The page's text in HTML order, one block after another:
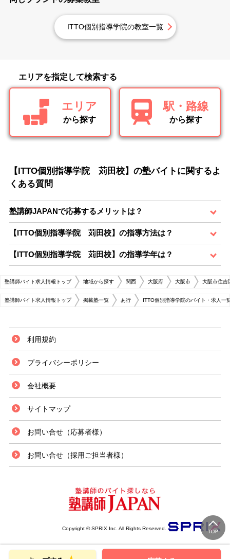
ITTO個別指導学院の教室一覧
エリアを指定して検索する
エリア
から探す
駅・路線
から探す
【ITTO個別指導学院 苅田校】の塾バイトに関するよ
くある質問
塾講師JAPANで応募するメリットは？
【ITTO個別指導学院 苅田校】の指導方法は？
【ITTO個別指導学院 苅田校】の指導学年は？
塾講師バイト求人情報トップ 地域から探す 関西 大阪府 大阪市 大阪市住吉
塾講師バイト求人情報トップ 掲載塾一覧 あ行 ITTO個別指導学院のバイト・求人一
利用規約
プライバシーポリシー
会社概要
サイトマップ
お問い合せ（応募者様）
お問い合せ（採用ご担当者様）
Copyright © SPRIX Inc. All Rights Reserved.